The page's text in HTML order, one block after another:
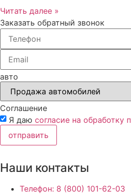
Читать далее »
Заказать обратный звонок
авто
Соглашение
Я даю согласие на обработку
отправить
Наши контакты
Телефон: 8 (800) 101-62-03